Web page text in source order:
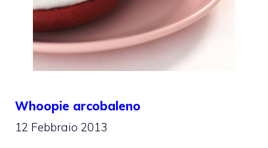
Whoopie arcobaleno
12 Febbraio 2013